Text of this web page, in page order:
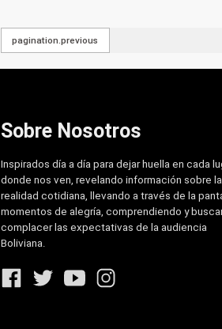
pagination.previous
Sobre Nosotros
Inspirados día a día para dejar huella en cada
donde nos ven, revelando información sobre la
realidad cotidiana, llevando a través de la
momentos de alegría, comprendiendo y
complacer las expectativas de la audiencia
Boliviana.